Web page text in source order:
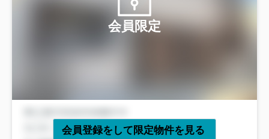
会員限定
会員登録をして限定物件を見る